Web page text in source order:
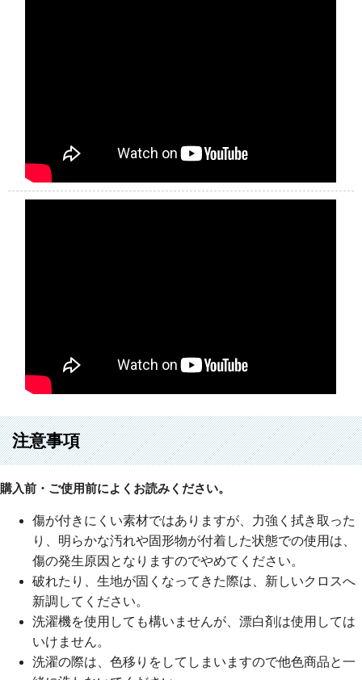
注意事項
購入前・ご使用前によくお読みください。
傷が付きにくい素材ではありますが、力強く拭き取った
り、明らかな汚れや固形物が付着した状態での使用は、
傷の発生原因となりますのでやめてください。
破れたり、生地が固くなってきた際は、新しいクロスへ
新調してください。
洗濯機を使用しても構いませんが、漂白剤は使用しては
いけません。
洗濯の際は、色移りをしてしまいますので他色商品と一